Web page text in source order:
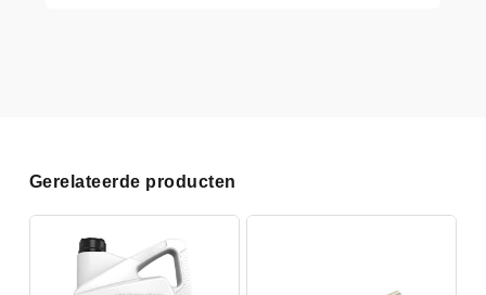
Gerelateerde producten